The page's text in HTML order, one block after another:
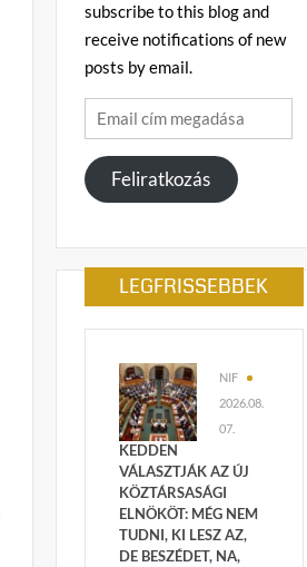
subscribe to this blog and
receive notifications of new
posts by email.
Email
cím
megadása
Feliratkozás
LEGFRISSEBBEK
NIF
2026.08.
07.
KEDDEN
VÁLASZTJÁK AZ ÚJ
KÖZTÁRSASÁGI
ELNÖKÖT: MÉG NEM
TUDNI, KI LESZ AZ,
DE BESZÉDET, NA,